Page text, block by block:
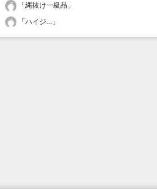
「縄抜け一級品 」
「ハイジ… 」